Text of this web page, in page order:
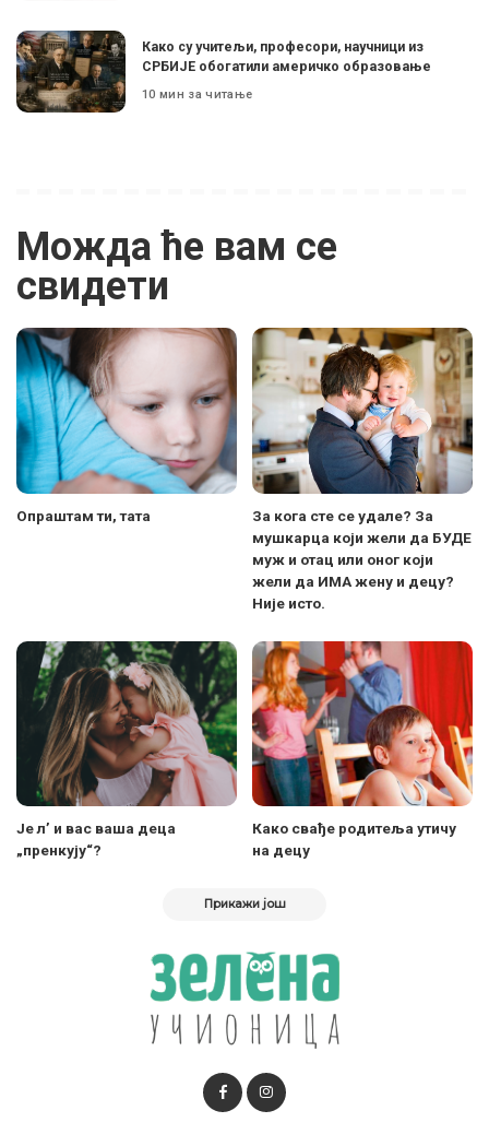
Како су учитељи, професори, научници из
СРБИЈЕ обогатили америчко образовање
10 мин за читање
Можда ће вам се
свидети
Опраштам ти, тата
За кога сте се удале? За
мушкарца који жели да БУДЕ
муж и отац или оног који
жели да ИМА жену и децу?
Није исто.
Је л’ и вас ваша деца
„пренкују“?
Како свађе родитеља утичу
на децу
Прикажи још